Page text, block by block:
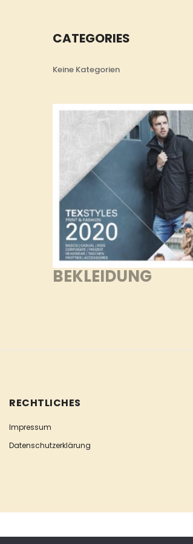
CATEGORIES
Keine Kategorien
BEKLEIDUNG
RECHTLICHES
Impressum
Datenschutzerklärung